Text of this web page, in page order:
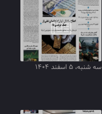
سه شنبه، ۵ اسفند ۱۴۰۴